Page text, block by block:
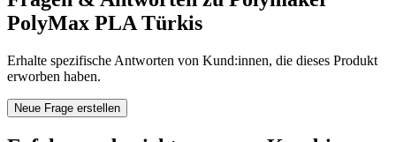
PolyMax PLA Türkis
Erhalte spezifische Antworten von Kund:innen, die dieses Produkt
erworben haben.
Neue Frage erstellen